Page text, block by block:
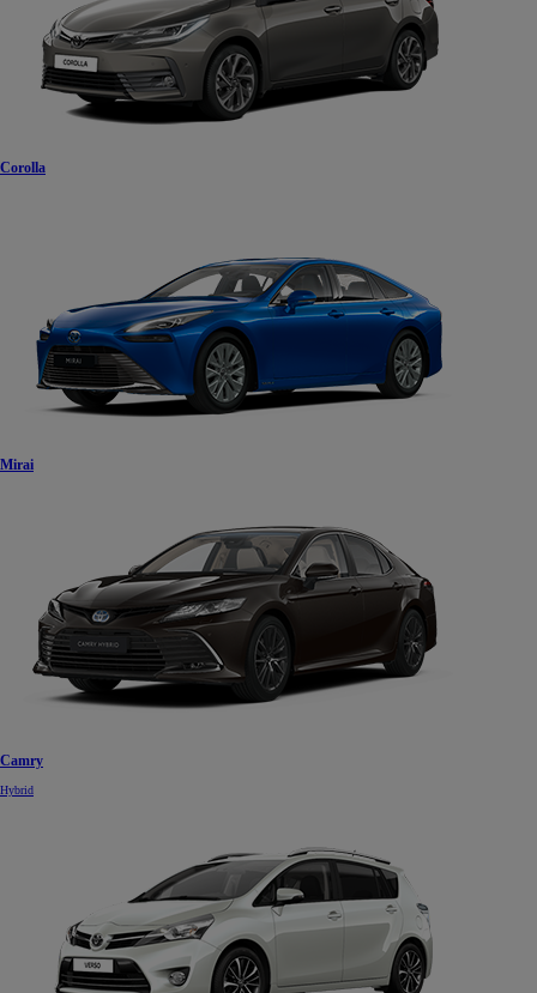
Corolla
Mirai
Camry
Hybrid